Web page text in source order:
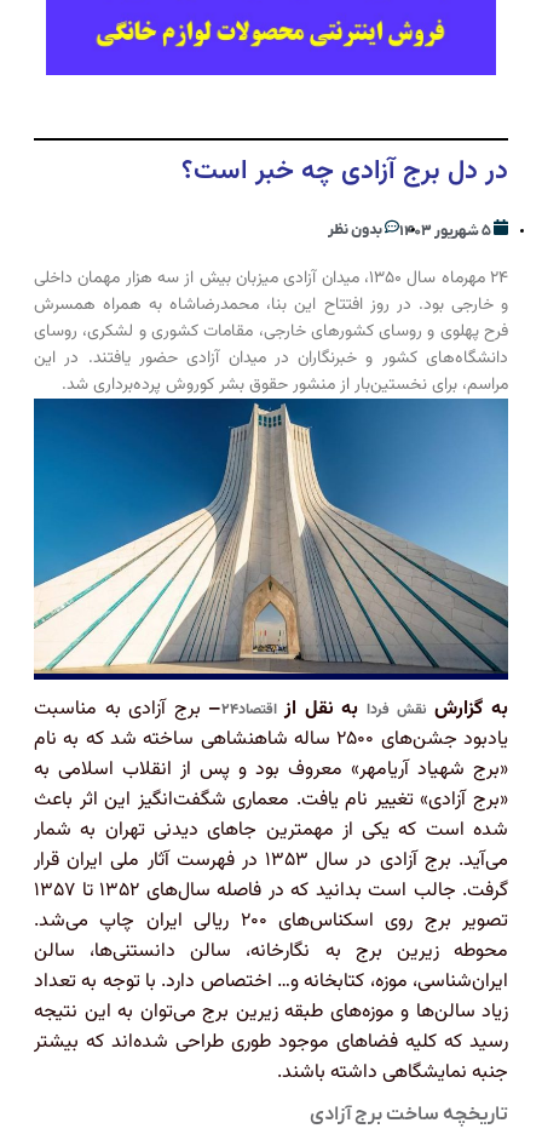
در دل برج آزادی چه خبر است؟
۵ شهریور ۱۴۰۳ بدون نظر
۲۴ مهرماه سال ۱۳۵۰، میدان آزادی میزبان بیش از سه هزار مهمان داخلی
و خارجی بود. در روز افتتاح این بنا، محمدرضاشاه به همراه همسرش
فرح پهلوی و روسای کشور‌های خارجی، مقامات کشوری و لشکری، روسای
دانشگاه‌های کشور و خبرنگاران در میدان آزادی حضور یافتند. در این
مراسم، برای نخستین‌بار از منشور حقوق بشر کوروش پرده‌برداری شد.
به گزارش نقش فردابه نقل ازاقتصاد۲۴ – برج آزادی به مناسبت
یادبود جشن‌های ۲۵۰۰ ساله شاهنشاهی ساخته شد که به نام
«برج شهیاد آریامهر» معروف بود و پس از انقلاب اسلامی به
«برج آزادی» تغییر نام یافت. معماری شگفت‌انگیز این اثر باعث
شده است که یکی از مهمترین جا‌های دیدنی تهران به شمار
می‌آید. برج آزادی در سال ۱۳۵۳ در فهرست آثار ملی ایران قرار
گرفت. جالب است بدانید که در فاصله سال‌های ۱۳۵۲ تا ۱۳۵۷
تصویر برج روی اسکناس‌های ۲۰۰ ریالی ایران چاپ می‌شد.
محوطه زیرین برج به نگارخانه، سالن دانستنی‌ها، سالن
ایران‌شناسی، موزه، کتابخانه و… اختصاص دارد. با توجه به تعداد
زیاد سالن‌ها و موزه‌های طبقه زیرین برج می‌توان به این نتیجه
رسید که کلیه فضا‌های موجود طوری طراحی شده‌اند که بیشتر
جنبه نمایشگاهی داشته باشند.
تاریخچه ساخت برج آزادی